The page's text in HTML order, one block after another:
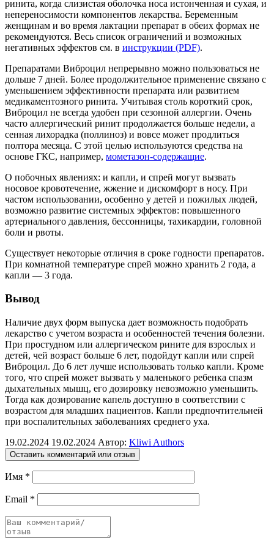
ринита, когда слизистая оболочка носа истонченная и сухая, и
непереносимости компонентов лекарства. Беременным
женщинам и во время лактации препарат в обеих формах не
рекомендуются. Весь список ограничений и возможных
негативных эффектов см. в инструкции (PDF).
Препаратами Виброцил непрерывно можно пользоваться не
дольше 7 дней. Более продолжительное применение связано с
уменьшением эффективности препарата или развитием
медикаментозного ринита. Учитывая столь короткий срок,
Виброцил не всегда удобен при сезонной аллергии. Очень
часто аллергический ринит продолжается больше недели, а
сенная лихорадка (поллиноз) и вовсе может продлиться
полтора месяца. С этой целью используются средства на
основе ГКС, например, мометазон-содержащие.
О побочных явлениях: и капли, и спрей могут вызвать
носовое кровотечение, жжение и дискомфорт в носу. При
частом использовании, особенно у детей и пожилых людей,
возможно развитие системных эффектов: повышенного
артериального давления, бессонницы, тахикардии, головной
боли и рвоты.
Существует некоторые отличия в сроке годности препаратов.
При комнатной температуре спрей можно хранить 2 года, а
капли — 3 года.
Вывод
Наличие двух форм выпуска дает возможность подобрать
лекарство с учетом возраста и особенностей течения болезни.
При простудном или аллергическом рините для взрослых и
детей, чей возраст больше 6 лет, подойдут капли или спрей
Виброцил. До 6 лет лучше использовать только капли. Кроме
того, что спрей может вызвать у маленького ребенка спазм
дыхательных мышц, его дозировку невозможно уменьшить.
Тогда как дозирование капель доступно в соответствии с
возрастом для младших пациентов. Капли предпочтительней
при воспалительных заболеваниях среднего уха.
19.02.2024 19.02.2024 Автор: Kliwi Authors
Оставить комментарий или отзыв
Имя *
Email *